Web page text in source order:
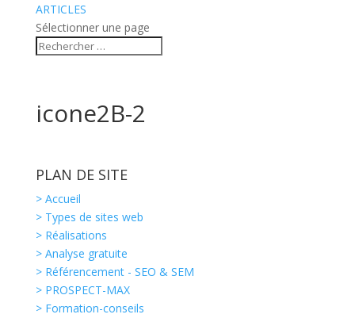
ARTICLES
Sélectionner une page
icone2B-2
PLAN DE SITE
> Accueil
> Types de sites web
> Réalisations
> Analyse gratuite
> Référencement - SEO & SEM
> PROSPECT-MAX
> Formation-conseils